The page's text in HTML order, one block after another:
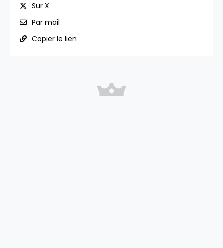
Sur X
Par mail
Copier le lien